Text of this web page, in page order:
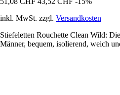
inkl. MwSt. zzgl. Versandkosten
Stiefeletten Rouchette Clean Wild:
Männer, bequem, isolierend, weich